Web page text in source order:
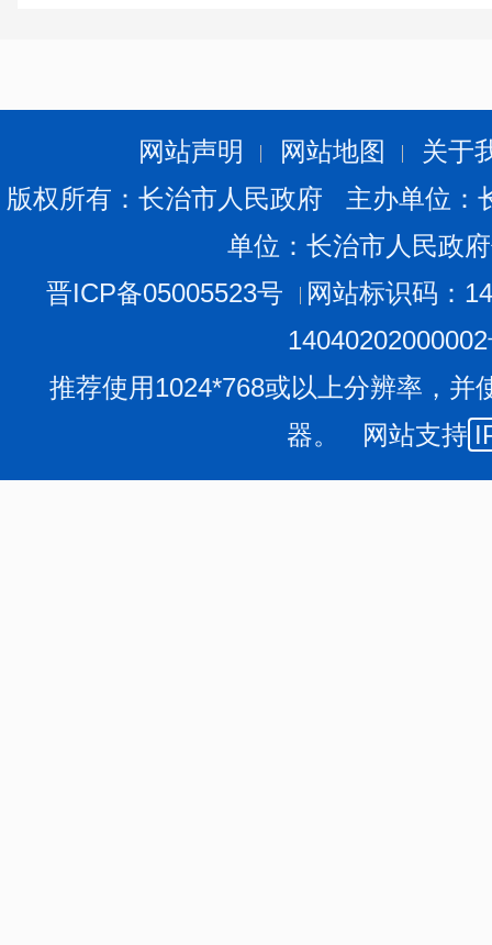
网站声明 网站地图
关于
版权所有：长治市人民政府 主办单位
单位：长治市人民政
晋ICP备05005523号
网站标识码：
推荐使用1024*768或以上分辨率，并
器。 网站支持